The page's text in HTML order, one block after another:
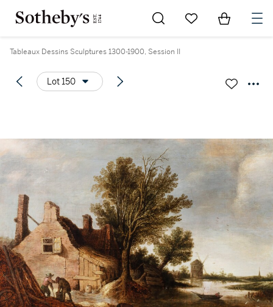
Go to My Favorites
Items in
Tableaux Dessins Sculptures 1300-1900, Session II
Lot 150